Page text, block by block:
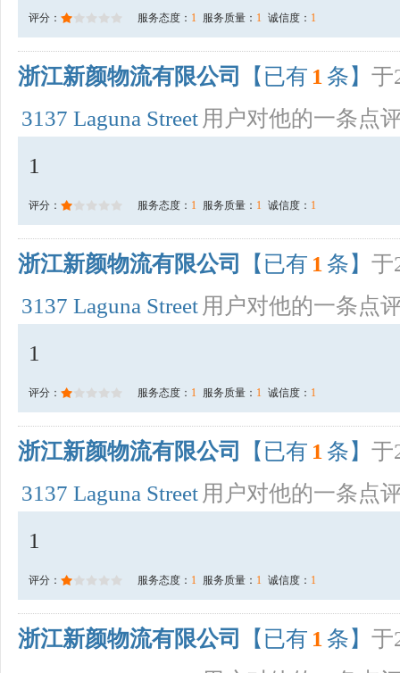
评分： 服务态度： 1 服务质量： 1 诚信度： 1
浙江新颜物流有限公司 【已有 1 条】 于
3137 Laguna Street 用户对他的一条点
1
评分： 服务态度： 1 服务质量： 1 诚信度： 1
浙江新颜物流有限公司 【已有 1 条】 于
3137 Laguna Street 用户对他的一条点
1
评分： 服务态度： 1 服务质量： 1 诚信度： 1
浙江新颜物流有限公司 【已有 1 条】 于
3137 Laguna Street 用户对他的一条点
1
评分： 服务态度： 1 服务质量： 1 诚信度： 1
浙江新颜物流有限公司 【已有 1 条】 于